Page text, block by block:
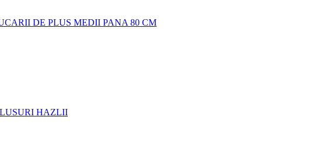
DE PLUS MEDII PANA 80 CM
HAZLII